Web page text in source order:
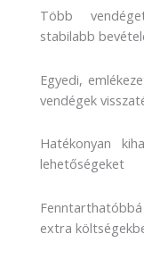
Több
stabilabb
Egyedi,
vendégek
Hatékonyan
lehetőségeket
extra